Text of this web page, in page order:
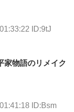
ID:9tJ
家物語のリメイク
ID:Bsm